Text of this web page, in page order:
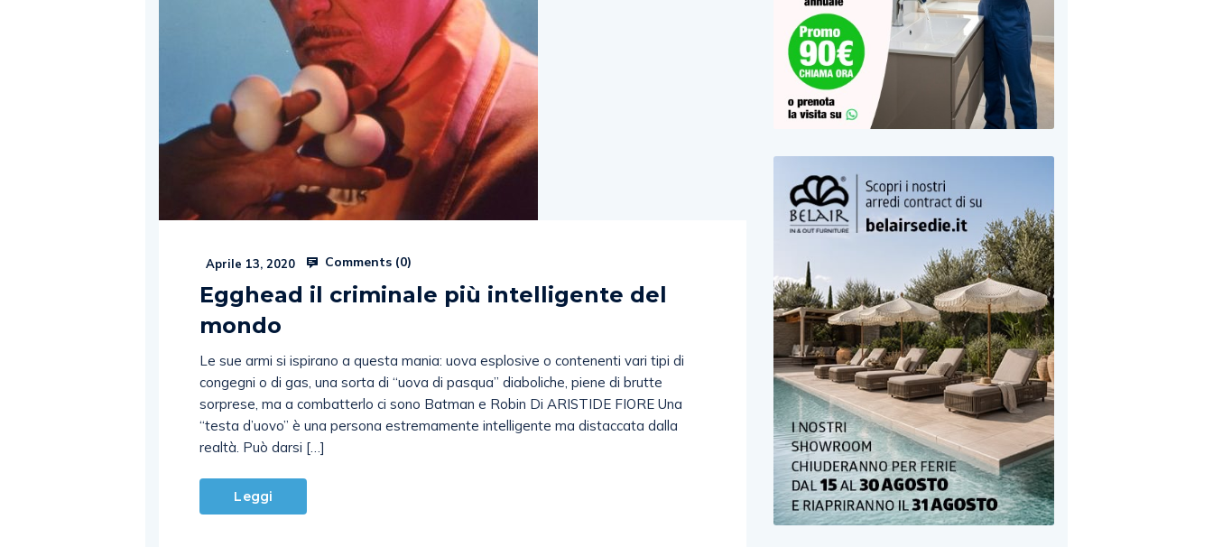
Aprile 13, 2020 Comments (0)
Egghead il criminale più intelligente del
mondo
Le sue armi si ispirano a questa mania: uova esplosive o contenenti vari tipi di
congegni o di gas, una sorta di “uova di pasqua” diaboliche, piene di brutte
sorprese, ma a combatterlo ci sono Batman e Robin Di ARISTIDE FIORE Una
“testa d’uovo” è una persona estremamente intelligente ma distaccata dalla
realtà. Può darsi […]
Leggi